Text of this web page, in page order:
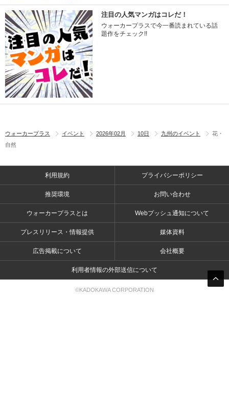
注目の人気マンガはコレだ！
ウォーカープラスで今一番読まれている話
題作をチェック!!
ウォーカープラス イベント 2026年02月 10日 九州のイベント
花・
自然
利用規約 プライバシーポリシー
推奨環境 お問い合わせ
ウォーカープラスとは Webプッシュ通知について
プレスリリース・情報提供 媒体資料
広告掲載について 会社概要
利用者情報の外部送信について
©KADOKAWA CORPORATION